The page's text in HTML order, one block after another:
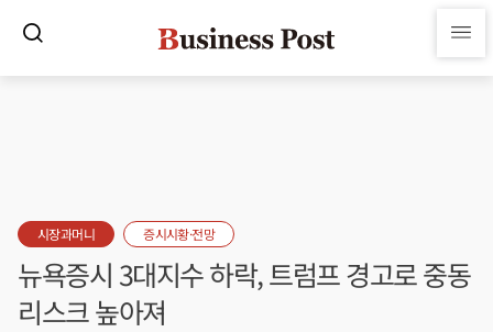
시장과머니 증시시황·전망
뉴욕증시 3대지수 하락, 트럼프 경고로 중동
리스크 높아져